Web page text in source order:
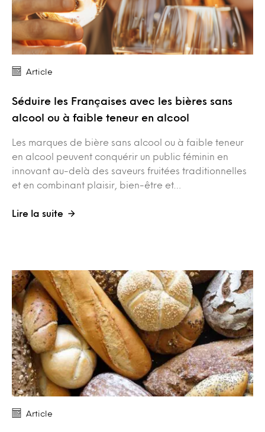
Article
Séduire les Françaises avec les bières sans
alcool ou à faible teneur en alcool
Les marques de bière sans alcool ou à faible teneur
en alcool peuvent conquérir un public féminin en
innovant au-delà des saveurs fruitées traditionnelles
et en combinant plaisir, bien-être et…
Lire la suite
Article